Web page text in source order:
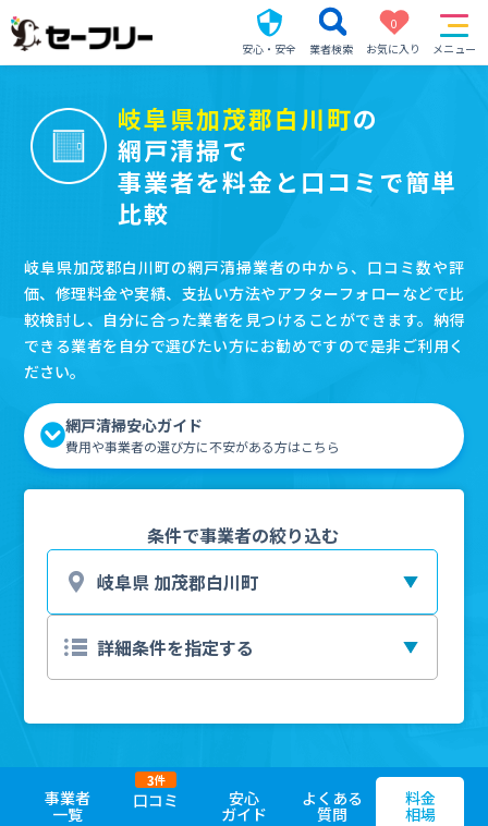
安心・安全 業者検索
0
お気に入り
メニュー
岐阜県加茂郡白川町の
網戸清掃で
事業者を料金と口コミで簡単
比較
岐阜県加茂郡白川町の網戸清掃業者の中から、口コミ数や評
価、修理料金や実績、支払い方法やアフターフォローなどで比
較検討し、自分に合った業者を見つけることができます。納得
できる業者を自分で選びたい方にお勧めですので是非ご利用く
ださい。
網戸清掃安心ガイド
費用や事業者の選び方に不安がある方はこちら
条件で事業者の絞り込む
事業者
一覧
口コミ
3件
安心
ガイド
よくある
質問
料金
相場